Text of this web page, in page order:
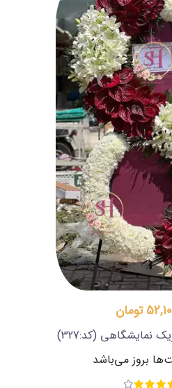
تومان
نمایشگاهی (کد:327)
بروز می‌باشد